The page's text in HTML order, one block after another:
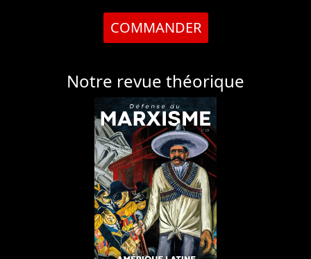
COMMANDER
Notre revue théorique